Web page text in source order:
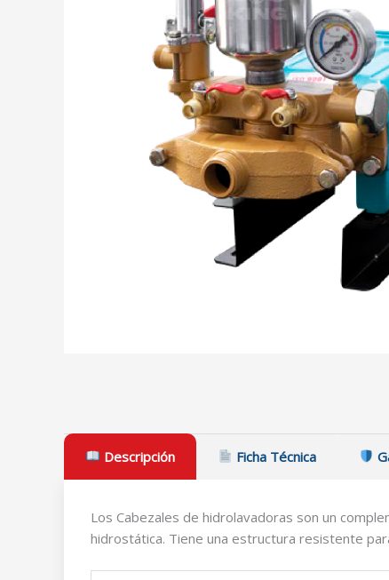
Descripción Ficha Técnica
Los Cabezales de hidrolavadoras son un
hidrostática. Tiene una estructura resistente